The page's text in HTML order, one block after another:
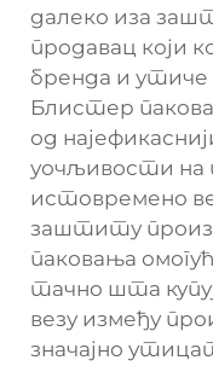
далеко иза
продавац који
бренда и утиче
Блистер
од
уочљивости на
истовремено
заштиту
паковања
тачно шта
везу између
значајно